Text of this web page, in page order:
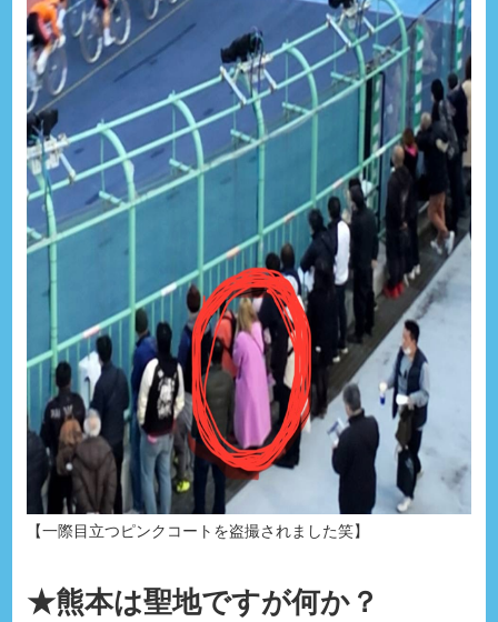
【一際目立つピンクコートを盗撮されました笑】
★熊本は聖地ですが何か？